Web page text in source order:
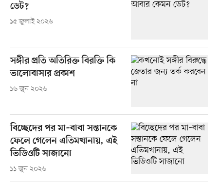
ডেট?
১৫ জুলাই ২০২৬
সঙ্গীর প্রতি অতিরিক্ত বিরক্তি কি
ভালোবাসার প্রকাশ
১৬ জুন ২০২৬
বিচ্ছেদের পর মা–বাবা সন্তানকে
ফেলে গেলেন এতিমখানায়, এই
ভিডিওটি সাজানো
১১ জুন ২০২৬